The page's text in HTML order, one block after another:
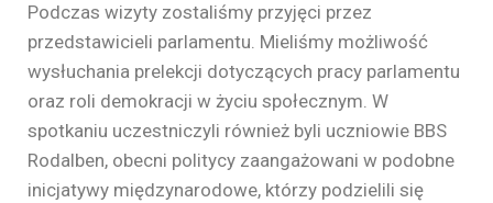
Podczas wizyty zostaliśmy przyjęci przez
przedstawicieli parlamentu. Mieliśmy możliwość
wysłuchania prelekcji dotyczących pracy parlamentu
oraz roli demokracji w życiu społecznym. W
spotkaniu uczestniczyli również byli uczniowie BBS
Rodalben, obecni politycy zaangażowani w podobne
inicjatywy międzynarodowe, którzy podzielili się